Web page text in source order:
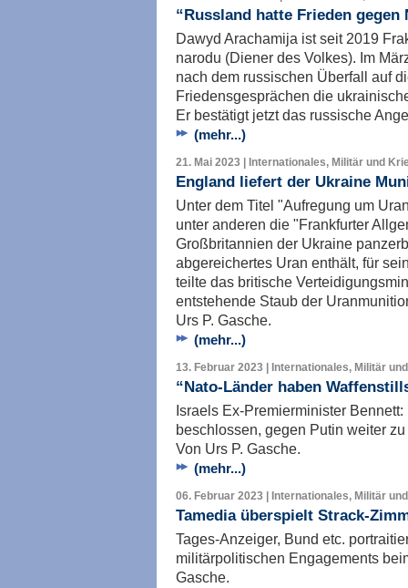
“Russland hatte Frieden
Dawyd Arachamija ist seit 2019
narodu (Diener des Volkes). Im
nach dem russischen Überfall auf
Friedensgesprächen die
Er bestätigt jetzt das russische
(mehr...)
21. Mai 2023 | Internationales, Militär und
England liefert der Ukraine
Unter dem Titel "Aufregung um
unter anderen die "Frankfurter
Großbritannien der Ukraine
abgereichertes Uran enthält, für
teilte das britische
entstehende Staub der
Urs P. Gasche.
(mehr...)
13. Februar 2023 | Internationales, Militär
“Nato-Länder haben
Israels Ex-Premierminister
beschlossen, gegen Putin weiter
Von Urs P. Gasche.
(mehr...)
06. Februar 2023 | Internationales, Militär
Tamedia überspielt Strack-
Tages-Anzeiger, Bund etc.
militärpolitischen Engagements
Gasche.